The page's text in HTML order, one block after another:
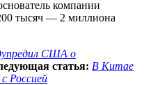
компании
тысяч — 2 миллиона
США о
статья: В Китае
Россией